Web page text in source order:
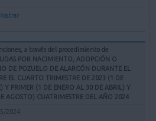
a través del procedimiento de
POR NACIMIENTO, ADOPCIÓN O
DE POZUELO DE ALARCÓN DURANTE EL
EL CUARTO TRIMESTRE DE 2023 (1 DE
Y PRIMER (1 DE ENERO AL 30 DE ABRIL) Y
AGOSTO) CUATRIMESTRE DEL AÑO 2024
2024